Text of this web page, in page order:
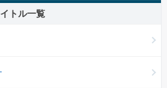
トル一覧